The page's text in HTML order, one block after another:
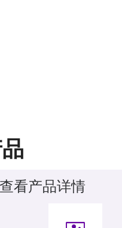
查看产品详情